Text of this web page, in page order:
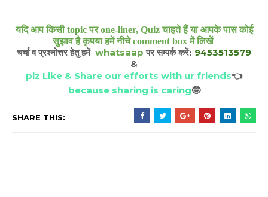
यदि आप किसी topic पर one-liner, Quiz चाहते हैं या आपके पास कोई
सुझाव है कृपया हमें नीचे comment box में लिखें
चर्चा व प्रश्नोत्तर हेतु हमें whatsaap पर सम्पर्क करें: 9453513579
&
plz Like & Share our efforts with ur friends👈
because sharing is caring🤓
SHARE THIS: